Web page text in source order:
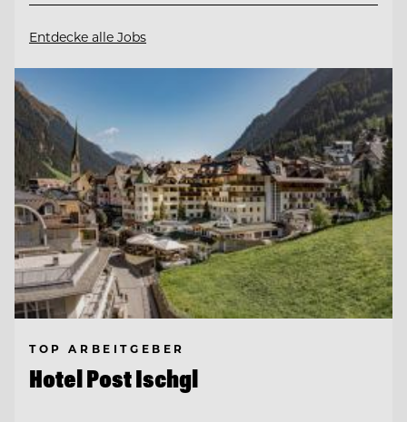
Entdecke alle Jobs
TOP ARBEITGEBER
Hotel Post Ischgl